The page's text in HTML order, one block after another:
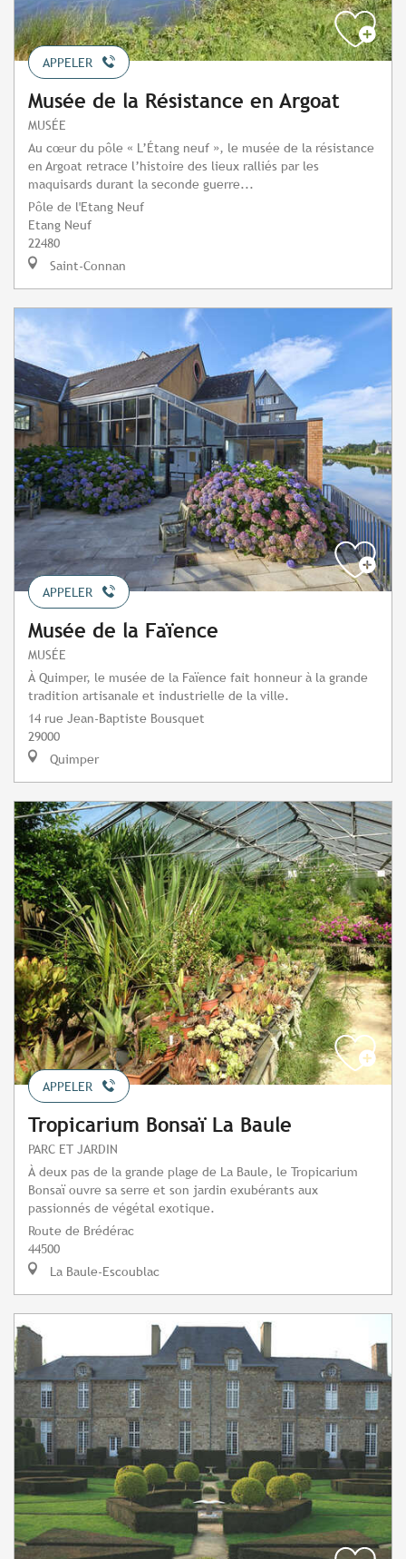
APPELER
Musée de la Résistance en Argoat
MUSÉE
Au cœur du pôle « L’Étang neuf », le musée de la résistance
en Argoat retrace l’histoire des lieux ralliés par les
maquisards durant la seconde guerre...
Pôle de l'Etang Neuf
Etang Neuf
22480
Saint-Connan
APPELER
Musée de la Faïence
MUSÉE
À Quimper, le musée de la Faïence fait honneur à la grande
tradition artisanale et industrielle de la ville.
14 rue Jean-Baptiste Bousquet
29000
Quimper
APPELER
Tropicarium Bonsaï La Baule
PARC ET JARDIN
À deux pas de la grande plage de La Baule, le Tropicarium
Bonsaï ouvre sa serre et son jardin exubérants aux
passionnés de végétal exotique.
Route de Brédérac
44500
La Baule-Escoublac